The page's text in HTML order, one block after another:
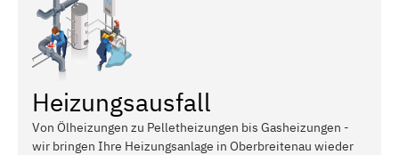
Heizungsausfall
Von Ölheizungen zu Pelletheizungen bis Gasheizungen -
wir bringen Ihre Heizungsanlage in Oberbreitenau wieder